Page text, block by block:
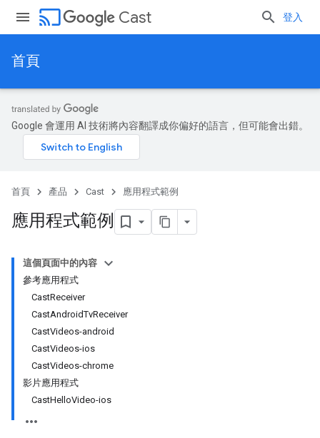
cast Cast 登入
首頁
Google 會運用 AI 技術將內容翻譯成你偏好的語言，但可能會出錯。
首頁 產品 Cast 應用程式範例
應用程式範例
這個頁面中的內容
參考應用程式
CastReceiver
CastAndroidTvReceiver
CastVideos-android
CastVideos-ios
CastVideos-chrome
影片應用程式
CastHelloVideo-ios